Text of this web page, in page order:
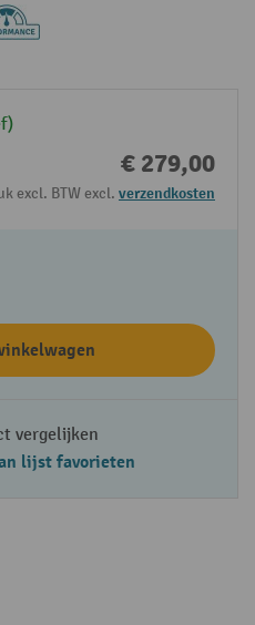
€ 279,00
excl. BTW excl. verzendkosten
vergelijken
lijst favorieten